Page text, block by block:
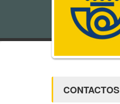
CONTACTOS